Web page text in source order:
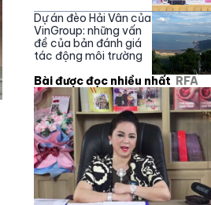
Dự án đèo Hải Vân của
VinGroup: những vấn
đề của bản đánh giá
tác động môi trường
Bài được đọc nhiều nhất RFA